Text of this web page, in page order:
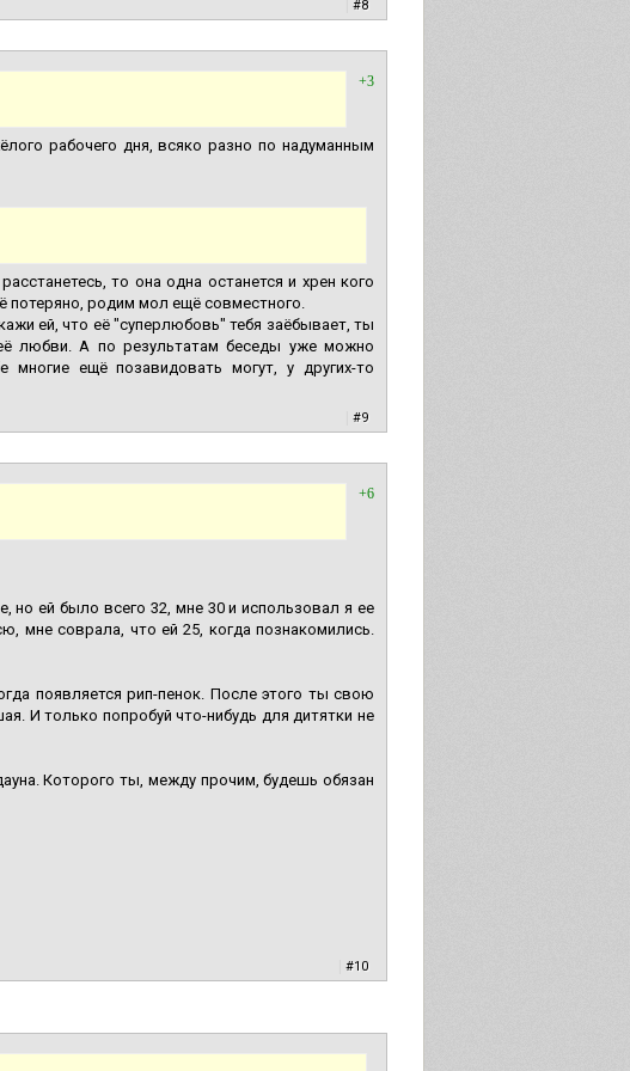
#8
+3
рабочего дня, всяко разно по надуманным
то она одна останется и хрен кого
потеряно, родим мол ещё совместного.
ей, что её "суперлюбовь" тебя заёбывает, ты
любви. А по результатам беседы уже можно
ещё позавидовать могут, у других-то
#9
+6
но ей было всего 32, мне 30 и использовал я ее
мне соврала, что ей 25, когда познакомились.
появляется рип-пенок. После этого ты свою
И только попробуй что-нибудь для дитятки не
Которого ты, между прочим, будешь обязан
#10